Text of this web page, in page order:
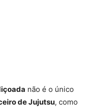
não é o único
de Jujutsu, como